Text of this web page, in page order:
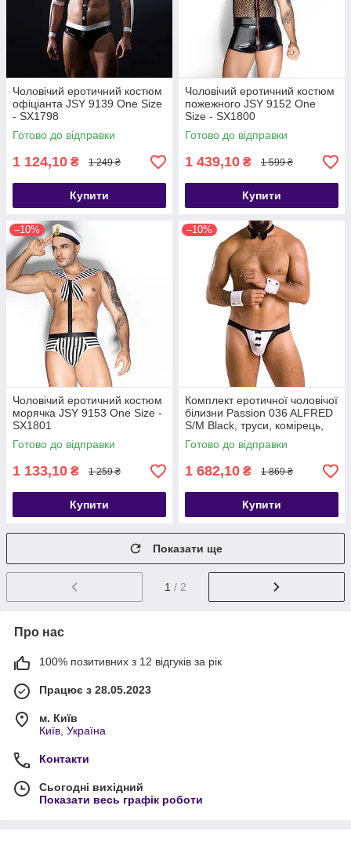
Чоловічий еротичний костюм
офіціанта JSY 9139 One Size
- SX1798
Готово до відправки
1 124,10 ₴ 1 249 ₴
Купити
Чоловічий еротичний костюм
пожежного JSY 9152 One
Size - SX1800
Готово до відправки
1 439,10 ₴ 1 599 ₴
Купити
–10%
Чоловічий еротичний костюм
морячка JSY 9153 One Size -
SX1801
Готово до відправки
1 133,10 ₴ 1 259 ₴
Купити
–10%
Комплект еротичної чоловічої
білизни Passion 036 ALFRED
S/M Black, труси, комірець,
манжети - SO7580
Готово до відправки
1 682,10 ₴ 1 869 ₴
Купити
Показати ще
1 / 2
Про нас
100% позитивних з 12 відгуків за рік
Працює з 28.05.2023
м. Київ
Київ, Україна
Контакти
Сьогодні вихідний
Показати весь графік роботи